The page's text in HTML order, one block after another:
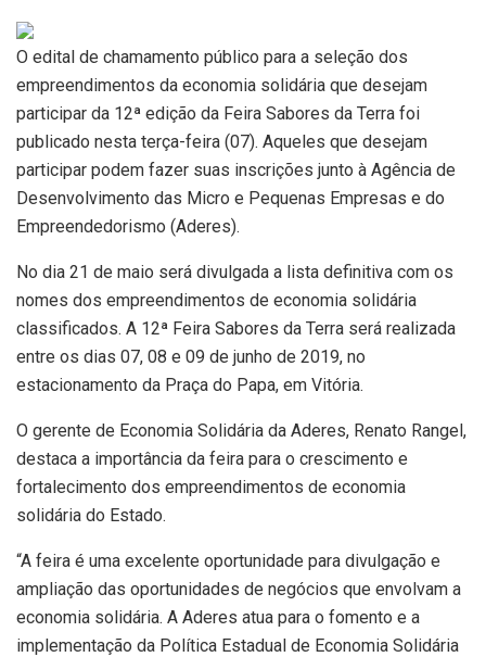
O edital de chamamento público para a seleção dos
empreendimentos da economia solidária que desejam
participar da 12ª edição da Feira Sabores da Terra foi
publicado nesta terça-feira (07). Aqueles que desejam
participar podem fazer suas inscrições junto à Agência de
Desenvolvimento das Micro e Pequenas Empresas e do
Empreendedorismo (Aderes).
No dia 21 de maio será divulgada a lista definitiva com os
nomes dos empreendimentos de economia solidária
classificados. A 12ª Feira Sabores da Terra será realizada
entre os dias 07, 08 e 09 de junho de 2019, no
estacionamento da Praça do Papa, em Vitória.
O gerente de Economia Solidária da Aderes, Renato Rangel,
destaca a importância da feira para o crescimento e
fortalecimento dos empreendimentos de economia
solidária do Estado.
“A feira é uma excelente oportunidade para divulgação e
ampliação das oportunidades de negócios que envolvam a
economia solidária. A Aderes atua para o fomento e a
implementação da Política Estadual de Economia Solidária